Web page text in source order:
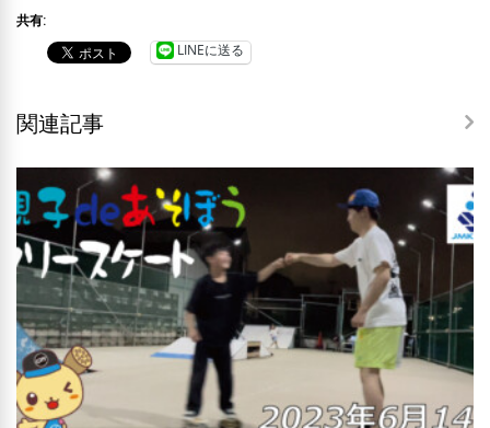
共有:
LINEに送る
関連記事